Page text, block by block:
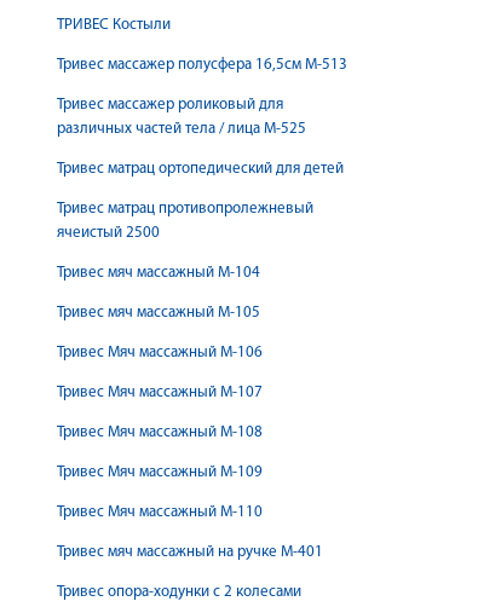
ТРИВЕС Костыли
Тривес массажер полусфера 16,5см М-513
Тривес массажер роликовый для
различных частей тела / лица М-525
Тривес матрац ортопедический для детей
Тривес матрац противопролежневый
ячеистый 2500
Тривес мяч массажный М-104
Тривес мяч массажный М-105
Тривес Мяч массажный М-106
Тривес Мяч массажный М-107
Тривес Мяч массажный М-108
Тривес Мяч массажный М-109
Тривес Мяч массажный М-110
Тривес мяч массажный на ручке М-401
Тривес опора-ходунки с 2 колесами